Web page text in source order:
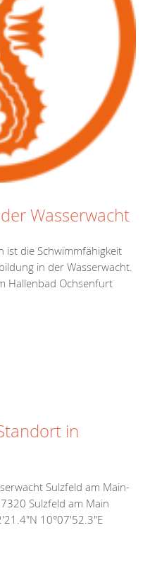
Wasserwacht
ist die Schwimmfähigkeit
in der Wasserwacht.
Hallenbad Ochsenfurt
in
Sulzfeld am Main-
Sulzfeld am Main
10°07'52.3"E